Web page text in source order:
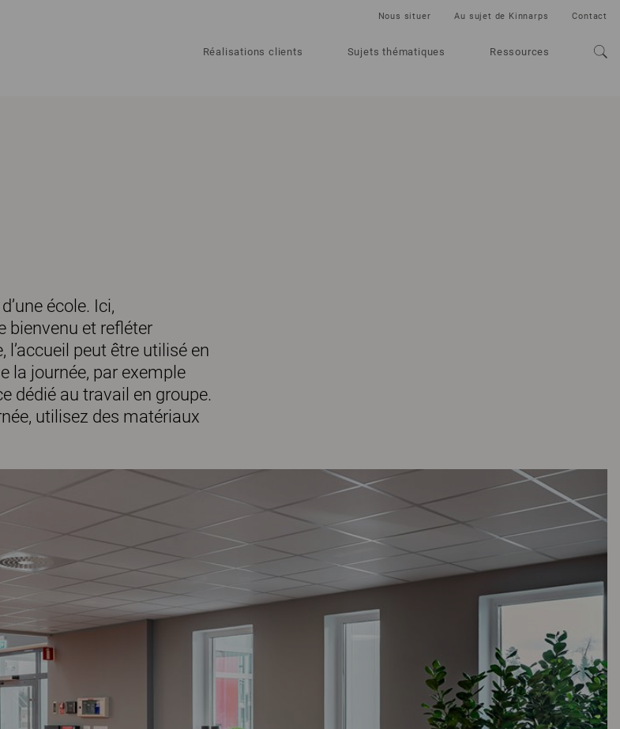
Réalisations clients Sujets thématiques Ressources
Nous situer Au sujet de Kinnarps Contact
école. Ici,
bienvenu et refléter
peut être utilisé en
la journée, par exemple
dédié au travail en groupe.
utilisez des matériaux